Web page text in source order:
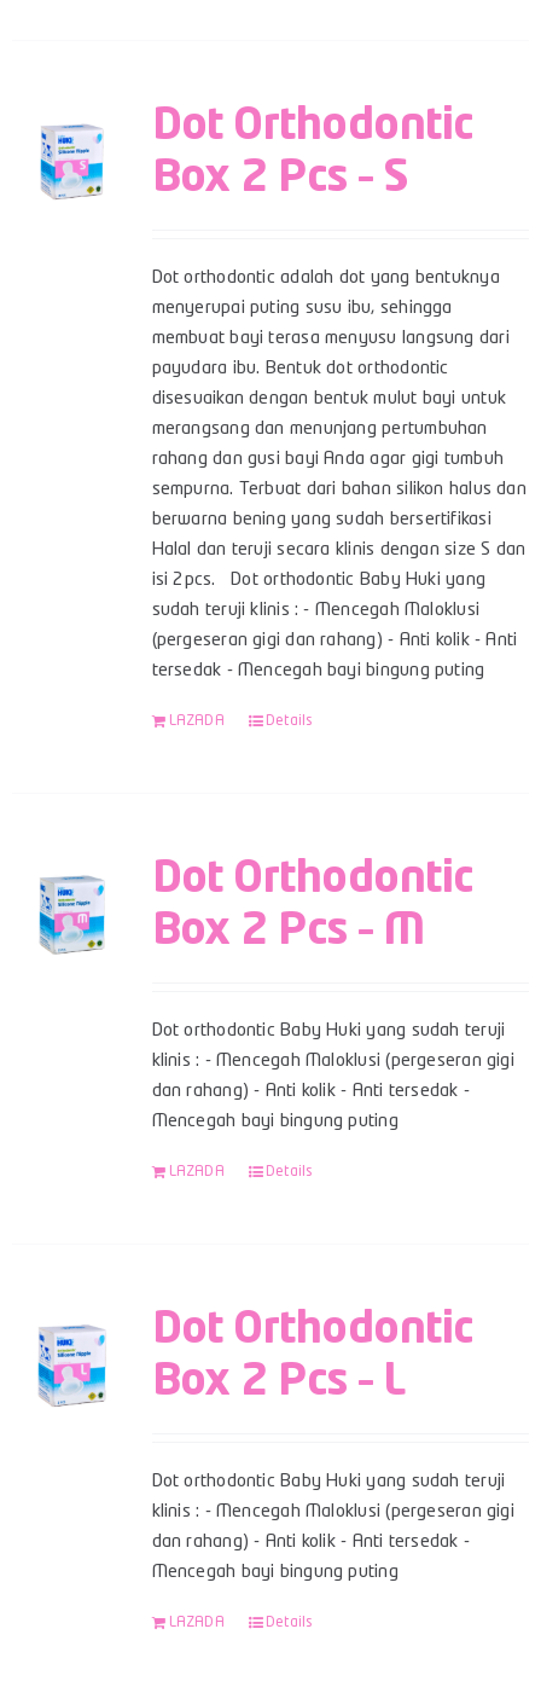
Dot Orthodontic
Box 2 Pcs – S
Dot orthodontic adalah dot yang bentuknya
menyerupai puting susu ibu, sehingga
membuat bayi terasa menyusu langsung dari
payudara ibu. Bentuk dot orthodontic
disesuaikan dengan bentuk mulut bayi untuk
merangsang dan menunjang pertumbuhan
rahang dan gusi bayi Anda agar gigi tumbuh
sempurna. Terbuat dari bahan silikon halus dan
berwarna bening yang sudah bersertifikasi
Halal dan teruji secara klinis dengan size S dan
isi 2pcs. Dot orthodontic Baby Huki yang
sudah teruji klinis : - Mencegah Maloklusi
(pergeseran gigi dan rahang) - Anti kolik - Anti
tersedak - Mencegah bayi bingung puting
LAZADA Details
Dot Orthodontic
Box 2 Pcs – M
Dot orthodontic Baby Huki yang sudah teruji
klinis : - Mencegah Maloklusi (pergeseran gigi
dan rahang) - Anti kolik - Anti tersedak -
Mencegah bayi bingung puting
LAZADA Details
Dot Orthodontic
Box 2 Pcs – L
Dot orthodontic Baby Huki yang sudah teruji
klinis : - Mencegah Maloklusi (pergeseran gigi
dan rahang) - Anti kolik - Anti tersedak -
Mencegah bayi bingung puting
LAZADA Details